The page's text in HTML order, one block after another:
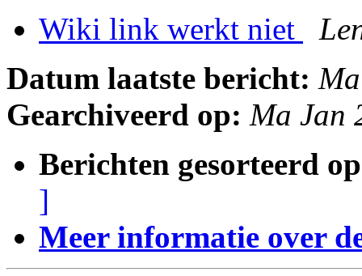
Wiki link werkt niet
Datum laatste bericht:
Gearchiveerd op: Ma Jan
Berichten gesorteerd
]
Meer informatie over